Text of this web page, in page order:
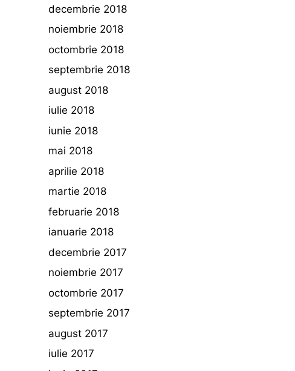
decembrie 2018
noiembrie 2018
octombrie 2018
septembrie 2018
august 2018
iulie 2018
iunie 2018
mai 2018
aprilie 2018
martie 2018
februarie 2018
ianuarie 2018
decembrie 2017
noiembrie 2017
octombrie 2017
septembrie 2017
august 2017
iulie 2017